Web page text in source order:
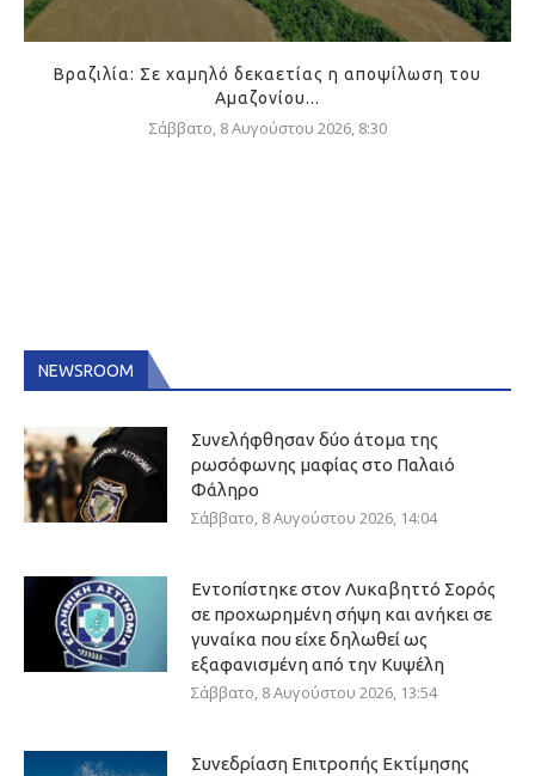
Βραζιλία: Σε χαμηλό δεκαετίας η αποψίλωση του
Αμαζονίου...
Σάββατο, 8 Αυγούστου 2026, 8:30
NEWSROOM
Συνελήφθησαν δύο άτομα της
ρωσόφωνης μαφίας στο Παλαιό
Φάληρο
Σάββατο, 8 Αυγούστου 2026, 14:04
Εντοπίστηκε στον Λυκαβηττό Σορός
σε προχωρημένη σήψη και ανήκει σε
γυναίκα που είχε δηλωθεί ως
εξαφανισμένη από την Κυψέλη
Σάββατο, 8 Αυγούστου 2026, 13:54
Συνεδρίαση Επιτροπής Εκτίμησης